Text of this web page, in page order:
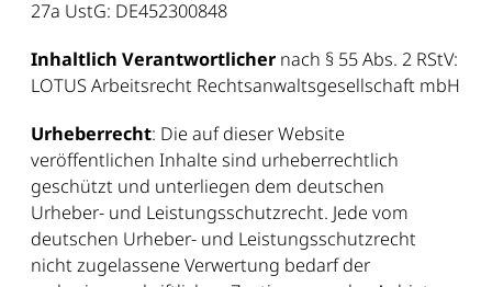
27a UstG: DE452300848
Inhaltlich Verantwortlicher nach § 55 Abs. 2 RStV:
LOTUS Arbeitsrecht Rechtsanwaltsgesellschaft mbH
Urheberrecht: Die auf dieser Website
veröffentlichen Inhalte sind urheberrechtlich
geschützt und unterliegen dem deutschen
Urheber- und Leistungsschutzrecht. Jede vom
deutschen Urheber- und Leistungsschutzrecht
nicht zugelassene Verwertung bedarf der